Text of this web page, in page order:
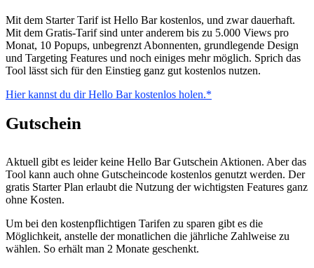
Mit dem Starter Tarif ist Hello Bar kostenlos, und zwar dauerhaft.
Mit dem Gratis-Tarif sind unter anderem bis zu 5.000 Views pro
Monat, 10 Popups, unbegrenzt Abonnenten, grundlegende Design
und Targeting Features und noch einiges mehr möglich. Sprich das
Tool lässt sich für den Einstieg ganz gut kostenlos nutzen.
Hier kannst du dir Hello Bar kostenlos holen.
Gutschein
Aktuell gibt es leider keine Hello Bar Gutschein Aktionen. Aber das
Tool kann auch ohne Gutscheincode kostenlos genutzt werden. Der
gratis Starter Plan erlaubt die Nutzung der wichtigsten Features ganz
ohne Kosten.
Um bei den kostenpflichtigen Tarifen zu sparen gibt es die
Möglichkeit, anstelle der monatlichen die jährliche Zahlweise zu
wählen. So erhält man 2 Monate geschenkt.